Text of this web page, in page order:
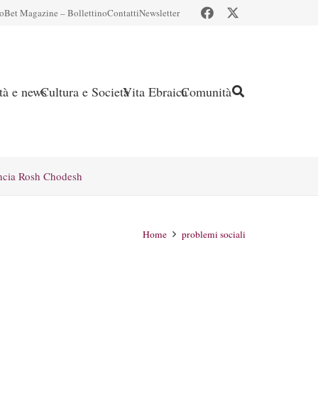
Bet Magazine – BollettinoContattiNewsletter
e newsCultura e SocietàVita EbraicaComunità
Rosh Chodesh
Home problemi sociali